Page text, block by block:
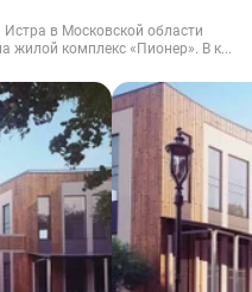
Истра в Московской области
жилой комплекс «Пионер». В к...